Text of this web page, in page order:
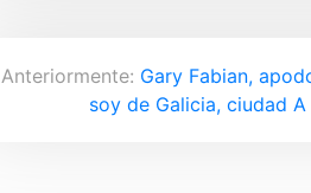
N
Anteriormente: Gary Fabian,
soy de Galicia, ciudad A